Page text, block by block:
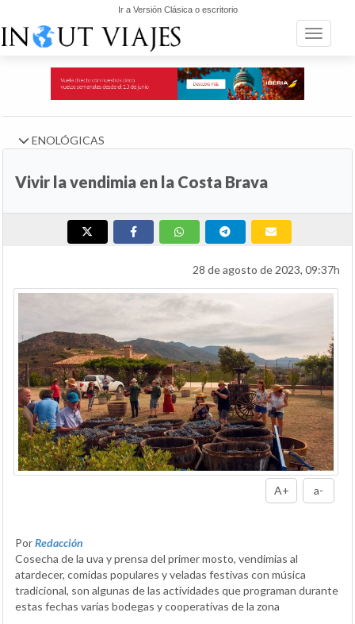
Ir a Versión Clásica o escritorio
Toggle
ENOLÓGICAS
Vivir la vendimia en la Costa Brava
28 de agosto de 2023, 09:37h
A+ a-
PorRedacción
Cosecha de la uva y prensa del primer mosto, vendimias al
atardecer, comidas populares y veladas festivas con música
tradicional, son algunas de las actividades que programan durante
estas fechas varias bodegas y cooperativas de la zona